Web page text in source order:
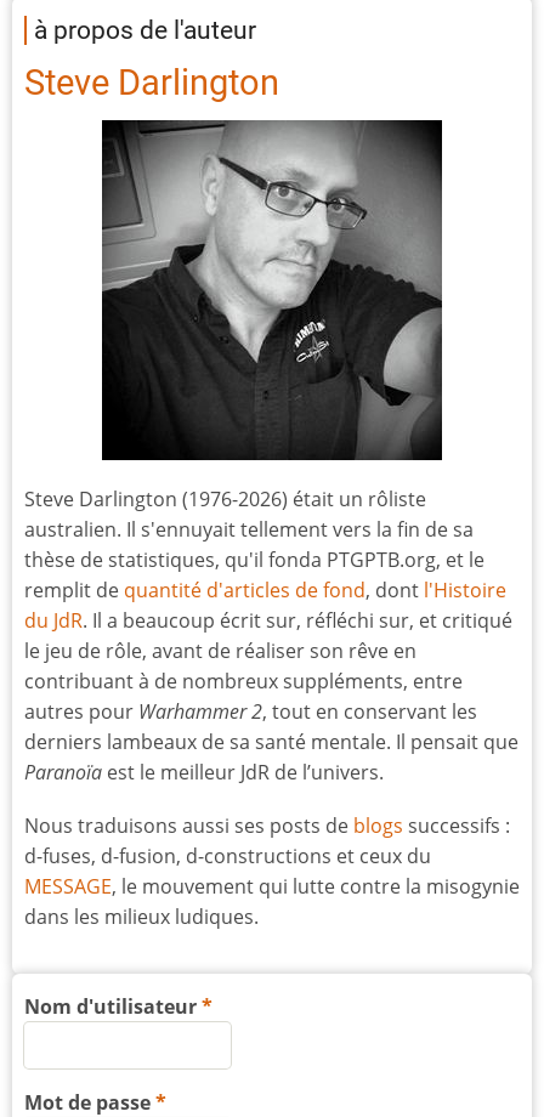
à propos de l'auteur
Steve Darlington
Steve Darlington (1976-2026) était un rôliste
australien. Il s'ennuyait tellement vers la fin de sa
thèse de statistiques, qu'il fonda PTGPTB.org, et le
remplit de quantité d'articles de fond, dont l'Histoire
du JdR. Il a beaucoup écrit sur, réfléchi sur, et critiqué
le jeu de rôle, avant de réaliser son rêve en
contribuant à de nombreux suppléments, entre
autres pour Warhammer 2, tout en conservant les
derniers lambeaux de sa santé mentale. Il pensait que
Paranoïa est le meilleur JdR de l’univers.
Nous traduisons aussi ses posts de blogs successifs :
d-fuses, d-fusion, d-constructions et ceux du
MESSAGE, le mouvement qui lutte contre la misogynie
dans les milieux ludiques.
Nom d'utilisateur
Mot de passe